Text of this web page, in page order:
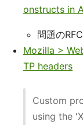
onstructs in
問題のRFC
Mozilla >
TP headers
Custom
using the